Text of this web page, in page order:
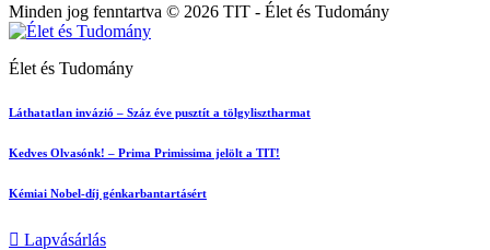
Minden jog fenntartva © 2026 TIT - Élet és Tudomány
Élet és Tudomány
Láthatatlan invázió – Száz éve pusztít a tölgylisztharmat
Kedves Olvasónk! – Prima Primissima jelölt a TIT!
Kémiai Nobel-díj génkarbantartásért
Lapvásárlás